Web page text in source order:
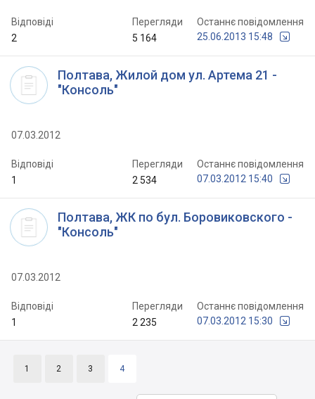
Відповіді
2
Перегляди
5 164
Останнє повідомлення
25.06.2013 15:48
Полтава, Жилой дом ул. Артема 21 -
"Консоль"
07.03.2012
Відповіді
1
Перегляди
2 534
Останнє повідомлення
07.03.2012 15:40
Полтава, ЖК по бул. Боровиковского -
"Консоль"
07.03.2012
Відповіді
1
Перегляди
2 235
Останнє повідомлення
07.03.2012 15:30
1 2 3 4